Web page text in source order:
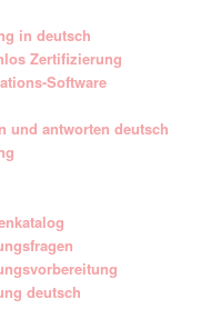
in deutsch
Zertifizierung
Software
und antworten deutsch
deutsch